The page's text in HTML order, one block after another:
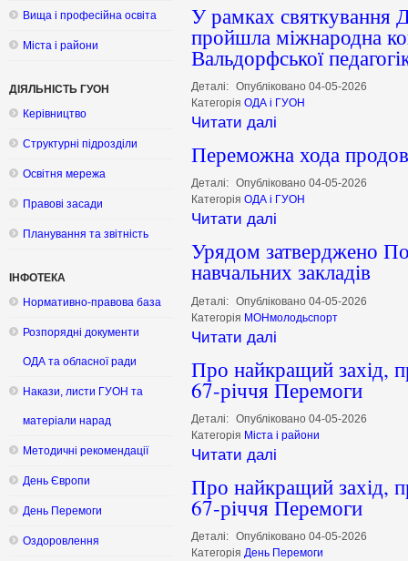
Вища і професійна освіта
Міста і райони
ДІЯЛЬНІСТЬ ГУОН
Керівництво
Структурні підрозділи
Освітня мережа
Правові засади
Планування та звітність
ІНФОТЕКА
Нормативно-правова база
Розпорядні документи
ОДА та обласної ради
Накази, листи ГУОН та
матеріали нарад
Методичні рекомендації
День Європи
День Перемоги
Оздоровлення
У рамках святкування
пройшла міжнародна
Вальдорфської
Деталі: Опубліковано 04-05-2026
Категорія ОДА і ГУОН
Читати далі
Переможна хода
Деталі: Опубліковано 04-05-2026
Категорія ОДА і ГУОН
Читати далі
Урядом затверджено
навчальних закладів
Деталі: Опубліковано 04-05-2026
Категорія МОНмолодьспорт
Читати далі
Про найкращий захід,
67-річчя Перемоги
Деталі: Опубліковано 04-05-2026
Категорія Міста і райони
Читати далі
Про найкращий захід,
67-річчя Перемоги
Деталі: Опубліковано 04-05-2026
Категорія День Перемоги